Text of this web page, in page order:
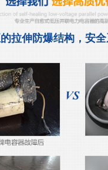
拉伸防爆结构，安全